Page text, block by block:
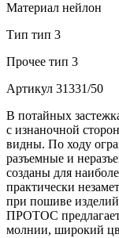
Материал нейлон
Тип тип 3
Прочее тип 3
Артикул 31331/50
В потайных
с изнаночной
видны. По ходу
разъемные и
созданы для
практически
при пошиве
ПРОТОС
молнии, широкий